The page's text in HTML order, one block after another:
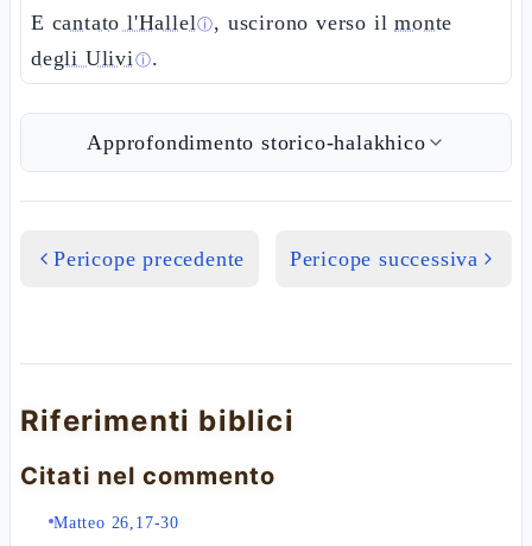
E cantato l'Hallelⓘ, uscirono verso ilmonte
degli Uliviⓘ.
Approfondimento storico-halakhico
Pericope precedente Pericope successiva
Riferimenti biblici
Citati nel commento
Matteo 26,17-30